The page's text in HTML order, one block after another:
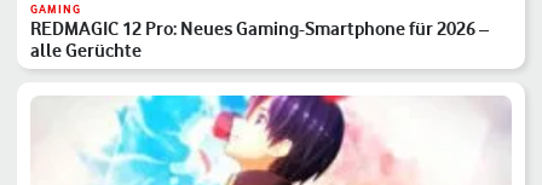
GAMING
REDMAGIC 12 Pro: Neues Gaming-Smartphone für 2026 –
alle Gerüchte